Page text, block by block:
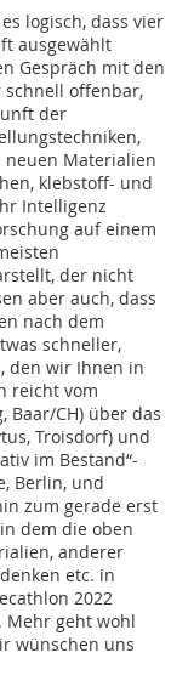
logisch, dass vier
ausgewählt
Gespräch mit den
offenbar,
der
Materialien
klebstoff- und
Intelligenz
auf einem
der nicht
aber auch, dass
nach dem
schneller,
den wir Ihnen in
reicht vom
Baar/CH) über das
Troisdorf) und
im Bestand“-
Berlin, und
zum gerade erst
dem die oben
anderer
etc. in
2022
Mehr geht wohl
wünschen uns